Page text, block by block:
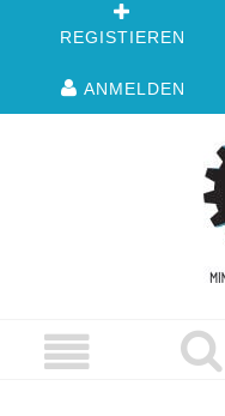
REGISTIEREN
ANMELDEN